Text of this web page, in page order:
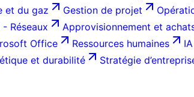
et du gaz Gestion de projet
Réseaux Approvisionnement et
Office Ressources humaines
et durabilité Stratégie